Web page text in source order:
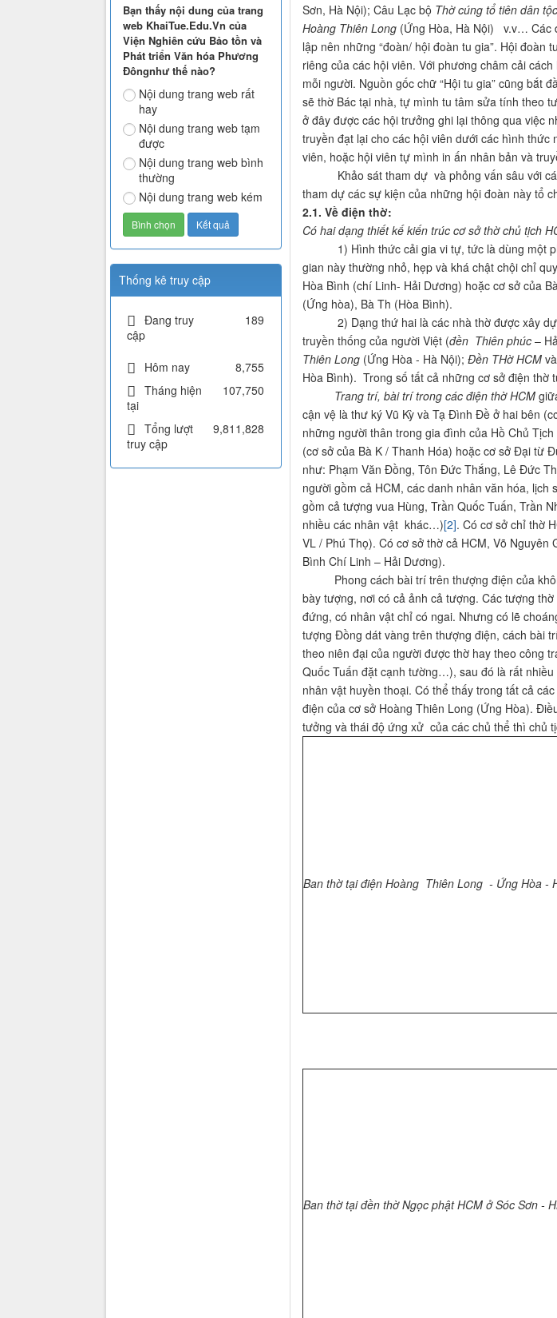
Sơn, Hà Nội); Câu Lạc bộ Thờ cúng tổ tiên dân tộc
Hoàng Thiên Long(Ứng Hòa, Hà Nội) v.v… Các
lập nên những “đoàn/ hội đoàn tu gia”. Hội
riêng của các hội viên. Với phương châm cải
mỗi người. Nguồn gốc chữ “Hội tu gia” cũng bắt
sẽ thờ Bác tại nhà, tự mình tu tâm sửa tính theo
ở đây được các hội trưởng ghi lại thông qua việc
truyền đạt lại cho các hội viên dưới các hình
viên, hoặc hội viên tự mình in ấn nhân bản và
Khảo sát tham dự và phỏng vấn sâu với các
tham dự các sự kiện của những hội đoàn này tổ
2.1. Về điện thờ:
Có hai dạng thiết kế kiến trúc cơ sở thờ chủ tịch
1) Hình thức cải gia vi tự, tức là dùng một
gian này thường nhỏ, hẹp và khá chật chội chỉ
Hòa Bình (chí Linh- Hải Dương) hoặc cơ sở của
(Ứng hòa), Bà Th (Hòa Bình).
2) Dạng thứ hai là các nhà thờ được xây
truyền thống của người Việt (đền Thiên phúc –
Thiên Long(Ứng Hòa - Hà Nội); Đền THờ HCMvà
Hòa Bình). Trong số tất cả những cơ sở điện thờ
Trang trí, bài trí trong các điện thờ HCM
cận vệ là thư ký Vũ Kỳ và Tạ Đình Đề ở hai bên
những người thân trong gia đình của Hồ Chủ
(cơ sở của Bà K / Thanh Hóa) hoặc cơ sở Đại từ
như: Phạm Văn Đồng, Tôn Đức Thắng, Lê Đức
người gồm cả HCM, các danh nhân văn hóa,
gồm cả tượng vua Hùng, Trần Quốc Tuấn, Trần
nhiều các nhân vật khác…)[2]. Có cơ sở chỉ thờ
VL / Phú Thọ). Có cơ sở thờ cả HCM, Võ
Bình Chí Linh – Hải Dương).
Phong cách bài trí trên thượng điện của
bày tượng, nơi có cả ảnh cả tượng. Các tượng
đứng, có nhân vật chỉ có ngai. Nhưng có lẽ
tượng Đồng dát vàng trên thượng điện, cách bài
theo niên đại của người được thờ hay theo công
Quốc Tuấn đặt cạnh tường…), sau đó là rất
nhân vật huyền thoại. Có thể thấy trong tất cả
điện của cơ sở Hoàng Thiên Long (Ứng Hòa).
tưởng và thái độ ứng xử của các chủ thể thì chủ
Ban thờ tại điện Hoàng Thiên Long - Ứng Hòa -
Ban thờ tại đền thờ Ngọc phật HCM ở Sóc Sơn -
Bạn thấy nội dung của trang
web KhaiTue.Edu.Vn của
Viện Nghiên cứu Bảo tồn và
Phát triển Văn hóa Phương
Đôngnhư thế nào?
Nội dung trang web rất
hay
Nội dung trang web tạm
được
Nội dung trang web bình
thường
Nội dung trang web kém
Thống kê truy cập
Đang truy
cập
189
Hôm nay
8,755
Tháng hiện
tại
107,750
Tổng lượt
truy cập
9,811,828